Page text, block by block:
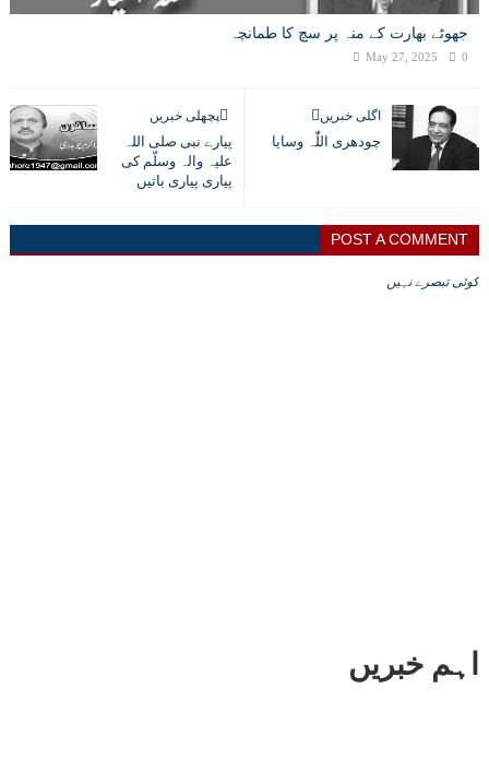
جھوٹے بھارت کے منہ پر سچ کا طمانچہ
May 27, 2025 0
اگلی خبریں
چودھری اللّٰہ وسایا
پچھلی خبریں
پیارے نبی صلی اللہ
علیہ والہ وسلّم کی
پیاری پیاری باتیں
POST A COMMENT
کوئی تبصرے نہیں
اہم خبریں